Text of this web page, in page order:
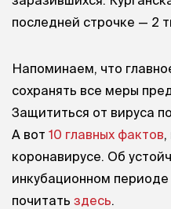
последней строчке — 2
Напоминаем, что
сохранять все меры
Защититься от вируса
А вот 10 главных фактов,
коронавирусе. Об
инкубационном
почитать здесь.